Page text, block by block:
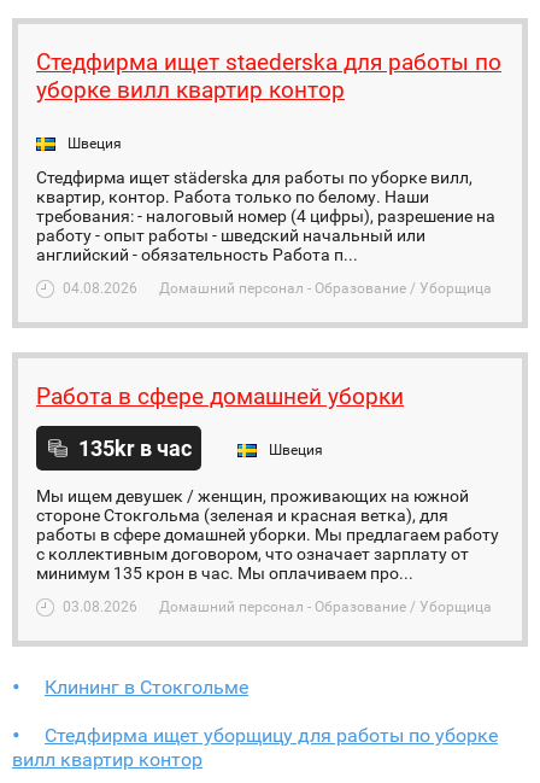
Стедфирма ищет staederska для работы по
уборке вилл квартир контор
Швеция
Стедфирма ищет städerska для работы по уборке вилл,
квартир, контор. Работа только по белому. Наши
требования: - налоговый номер (4 цифры), разрешение на
работу - опыт работы - шведский начальный или
английский - обязательность Работа п...
04.08.2026 Домашний персонал - Образование / Уборщица
Работа в сфере домашней уборки
135kr в час Швеция
Мы ищем девушек / женщин, проживающих на южной
стороне Стокгольма (зеленая и красная ветка), для
работы в сфере домашней уборки. Мы предлагаем работу
с коллективным договором, что означает зарплату от
минимум 135 крон в час. Мы оплачиваем про...
03.08.2026 Домашний персонал - Образование / Уборщица
Клининг в Стокгольме
Стедфирма ищет уборщицу для работы по уборке
вилл квартир контор